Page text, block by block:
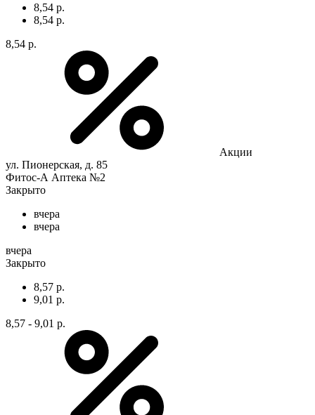
8,54 р.
8,54 р.
8,54 р.
Акции
ул. Пионерская, д. 85
Фитос-А Аптека №2
Закрыто
вчера
вчера
вчера
Закрыто
8,57 р.
9,01 р.
8,57 - 9,01 р.